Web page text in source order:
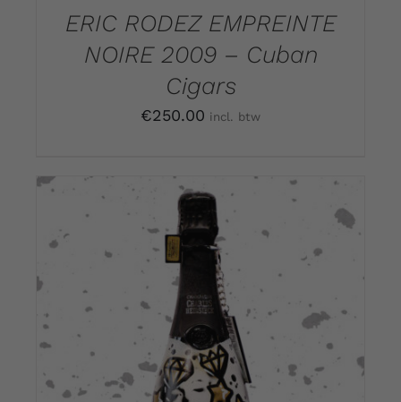
ERIC RODEZ EMPREINTE
NOIRE 2009 – Cuban
Cigars
€250.00 incl. btw
TOEVOEGEN AAN WINKELWAGEN
/
DETAILS